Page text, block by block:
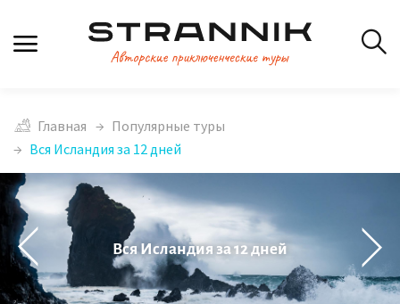
Главная
Популярные туры
Вся Исландия за 12 дней
Вся Исландия за 12 дней